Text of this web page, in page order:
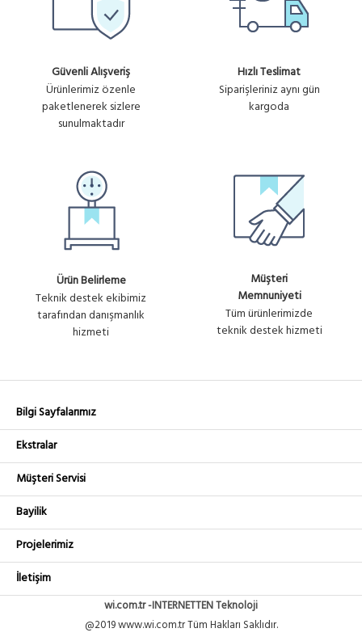
Güvenli Alışveriş
Ürünlerimiz özenle
paketlenerek sizlere
sunulmaktadır
Hızlı Teslimat
Siparişleriniz aynı gün
kargoda
Ürün Belirleme
Teknik destek ekibimiz
tarafından danışmanlık
hizmeti
Müşteri
Memnuniyeti
Tüm ürünlerimizde
teknik destek hizmeti
Bilgi Sayfalarımız
Ekstralar
Müşteri Servisi
Bayilik
Projelerimiz
İletişim
wi.com.tr -INTERNETTEN Teknoloji
@2019 www.wi.com.tr Tüm Hakları Saklıdır.